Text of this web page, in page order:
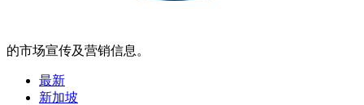
的市场宣传及营销信息。
最新
新加坡